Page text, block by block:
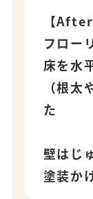
【After
フロー
床を水
（根
た
壁はじ
塗装か